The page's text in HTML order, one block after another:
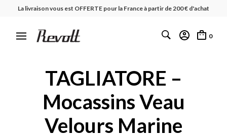
La livraison vous est OFFERTE pour la France à partir de 200 € d'achat
0
TAGLIATORE –
Mocassins Veau
Velours Marine